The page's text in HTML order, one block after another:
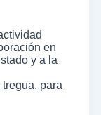
en
y a la
para